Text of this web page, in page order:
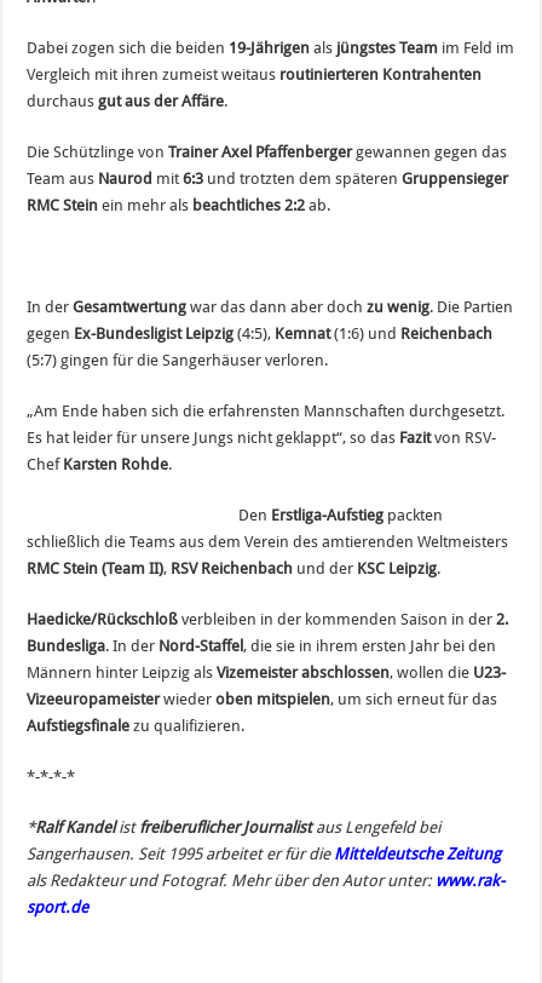
Dabei zogen sich die beiden 19-Jährigen als jüngstes Team im Feld im
Vergleich mit ihren zumeist weitaus routinierteren Kontrahenten
durchausgut aus der Affäre.
Die Schützlinge vonTrainer Axel Pfaffenbergergewannen gegen das
Team aus Naurod mit6:3 und trotzten dem späterenGruppensieger
RMC Stein ein mehr als beachtliches 2:2 ab.
In derGesamtwertung war das dann aber dochzu wenig. Die Partien
gegen Ex-Bundesligist Leipzig (4:5), Kemnat(1:6) und Reichenbach
(5:7) gingen für die Sangerhäuser verloren.
„Am Ende haben sich die erfahrensten Mannschaften durchgesetzt.
Es hat leider für unsere Jungs nicht geklappt“, so das Fazitvon RSV-
Chef Karsten Rohde.
Den Erstliga-Aufstieg packten
schließlich die Teams aus dem Verein des amtierenden Weltmeisters
RMC Stein (Team II), RSV Reichenbach und der KSC Leipzig.
Haedicke/Rückschloß verbleiben in der kommenden Saison in der2.
Bundesliga. In der Nord-Staffel, die sie in ihrem ersten Jahr bei den
Männern hinter Leipzig alsVizemeister abschlossen, wollen die U23-
Vizeeuropameisterwiederoben mitspielen, um sich erneut für das
Aufstiegsfinale zu qualifizieren.
*-*-*-*
*Ralf Kandelist freiberuflicher Journalistaus Lengefeld bei
Sangerhausen. Seit 1995 arbeitet er für die Mitteldeutsche Zeitung
als Redakteur und Fotograf. Mehr über den Autor unter: www.rak-
sport.de